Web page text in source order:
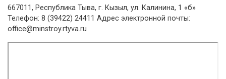
667011, Республика Тыва, г. Кызыл, ул. Калинина, 1 «б»
Телефон: 8 (39422) 24411 Адрес электронной почты:
office@minstroy.rtyva.ru